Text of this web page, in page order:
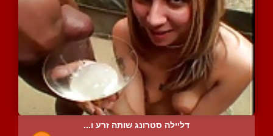
דליילה סטרונג שותה זרע ו...